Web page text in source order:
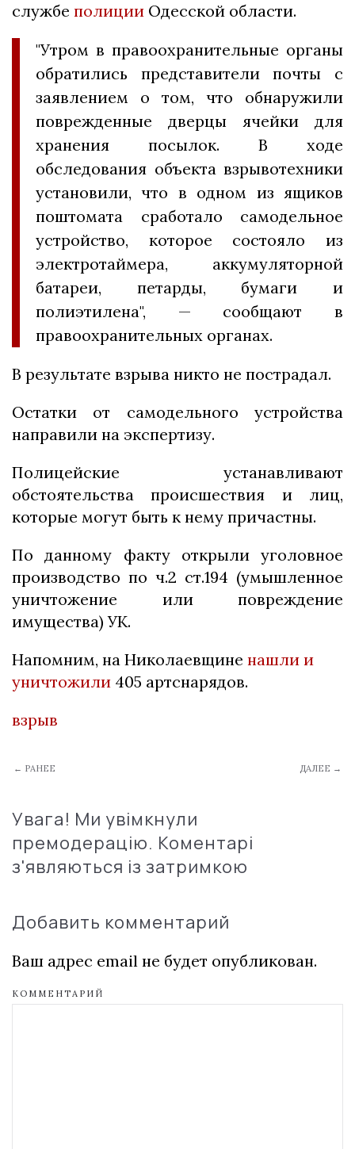
службе полиции Одесской области.
"Утром в правоохранительные органы
обратились представители почты с
заявлением о том, что обнаружили
поврежденные дверцы ячейки для
хранения посылок. В ходе
обследования объекта взрывотехники
установили, что в одном из ящиков
поштомата сработало самодельное
устройство, которое состояло из
электротаймера, аккумуляторной
батареи, петарды, бумаги и
полиэтилена", — сообщают в
правоохранительных органах.
В результате взрыва никто не пострадал.
Остатки от самодельного устройства
направили на экспертизу.
Полицейские устанавливают
обстоятельства происшествия и лиц,
которые могут быть к нему причастны.
По данному факту открыли уголовное
производство по ч.2 ст.194 (умышленное
уничтожение или повреждение
имущества) УК.
Напомним, на Николаевщине нашли и
уничтожили 405 артснарядов.
взрыв
← РАНЕЕ ДАЛЕЕ →
Увага! Ми увімкнули
премодерацію. Коментарі
з'являються із затримкою
Добавить комментарий
Ваш адрес email не будет опубликован.
КОММЕНТАРИЙ